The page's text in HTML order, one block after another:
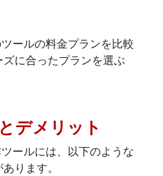
ールの料金プランを比較
に合ったプランを選ぶ
デメリット
ールには、以下のような
ります。